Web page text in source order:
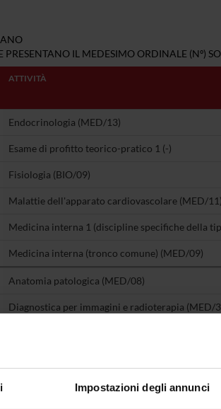
Impostazioni degli annunci
PRESENTANO IL MEDESIMO ORDINALE (Nº)
ATTIVITÀ
Endocrinologia (MED/13)
Esame di profitto teorico-pratico 1 (-)
Fisiologia (BIO/09)
Malattie dell'apparato cardiovascolare (MED/11)
Medicina interna 1 (discipline specifiche della
Medicina interna (tronco comune) (MED/09)
Anatomia patologica (MED/08)
Diagnostica per immagini e radioterapia (MED/
Medicina interna 2 (MED/09)